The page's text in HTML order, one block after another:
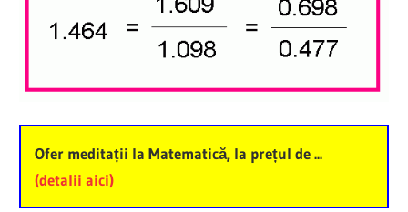
Ofer meditații la Matematică, la prețul de ...
(detalii aici)